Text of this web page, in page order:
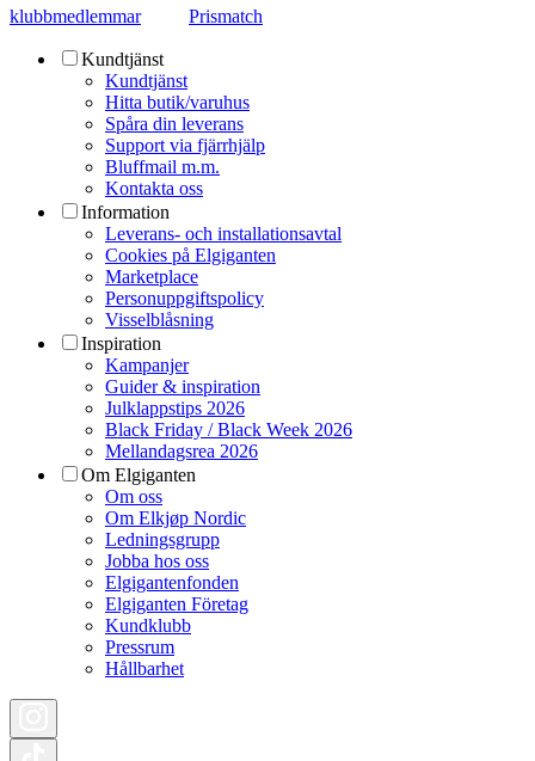
klubbmedlemmar Prismatch
Kundtjänst
Kundtjänst
Hitta butik/varuhus
Spåra din leverans
Support via fjärrhjälp
Bluffmail m.m.
Kontakta oss
Information
Leverans- och installationsavtal
Cookies på Elgiganten
Marketplace
Personuppgiftspolicy
Visselblåsning
Inspiration
Kampanjer
Guider & inspiration
Julklappstips 2026
Black Friday / Black Week 2026
Mellandagsrea 2026
Om Elgiganten
Om oss
Om Elkjøp Nordic
Ledningsgrupp
Jobba hos oss
Elgigantenfonden
Elgiganten Företag
Kundklubb
Pressrum
Hållbarhet